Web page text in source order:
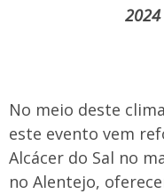
2024
No meio deste
este evento vem
Alcácer do Sal no
no Alentejo,